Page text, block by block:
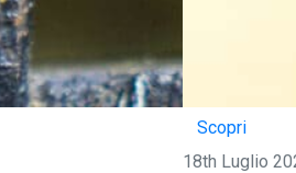
Scopri
18th Luglio